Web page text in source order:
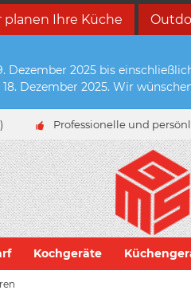
planen Ihre Küche
2025 bis
Dezember 2025. Wir
Professionelle und
Kochgeräte